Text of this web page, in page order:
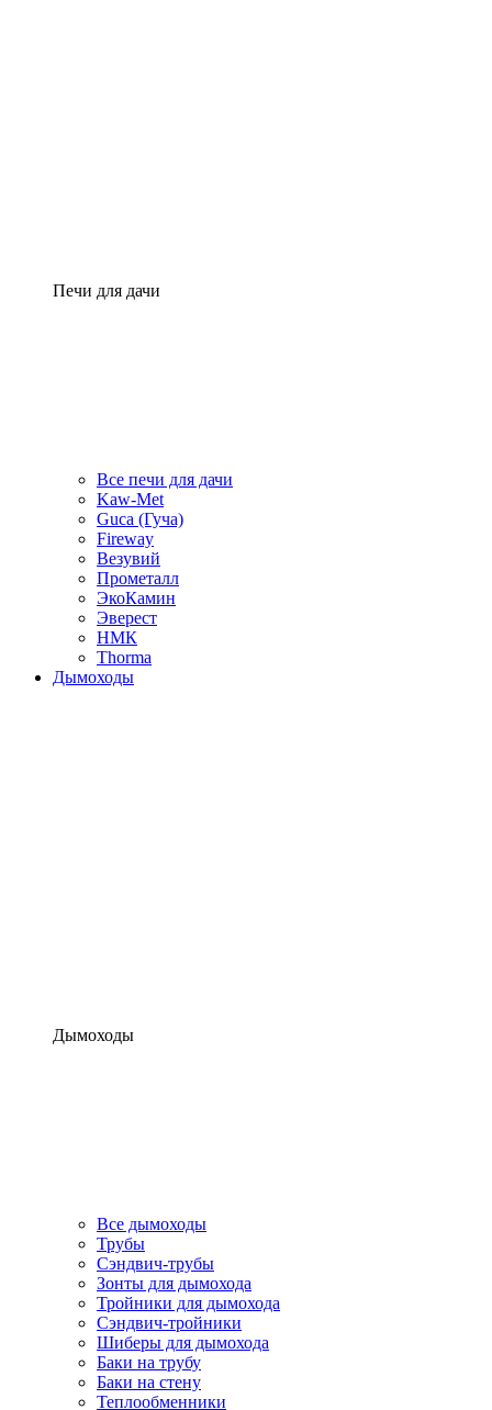
Печи для дачи
Все печи для дачи
Kaw-Met
Guca (Гуча)
Fireway
Везувий
Прометалл
ЭкоКамин
Эверест
НМК
Thorma
Дымоходы
Дымоходы
Все дымоходы
Трубы
Сэндвич-трубы
Зонты для дымохода
Тройники для дымохода
Сэндвич-тройники
Шиберы для дымохода
Баки на трубу
Баки на стену
Теплообменники